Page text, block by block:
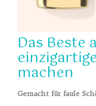
Das Beste
machen
Gemacht für faule